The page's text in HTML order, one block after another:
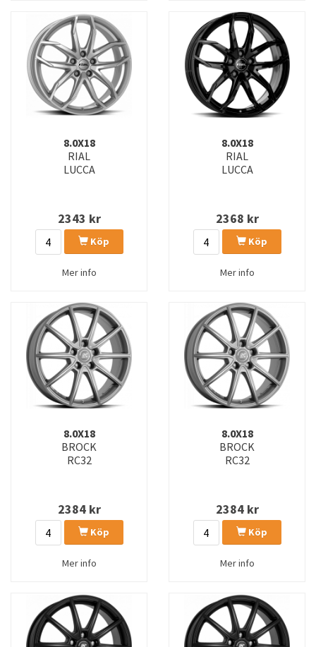
8.0X18
RIAL
LUCCA
2343 kr
Köp
Mer info
8.0X18
RIAL
LUCCA
2368 kr
Köp
Mer info
8.0X18
BROCK
RC32
2384kr
Köp
Mer info
8.0X18
BROCK
RC32
2384kr
Köp
Mer info